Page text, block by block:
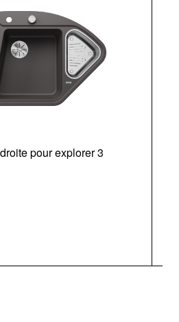
pour explorer 3